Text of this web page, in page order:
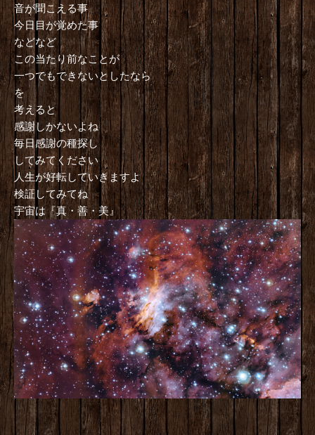
音が聞こえる事
今日目が覚めた事
などなど
この当たり前なことが
一つでもできないとしたなら
を
考えると
感謝しかないよね
毎日感謝の種探し
してみてください
人生が好転していきますよ
検証してみてね
宇宙は『真・善・美』